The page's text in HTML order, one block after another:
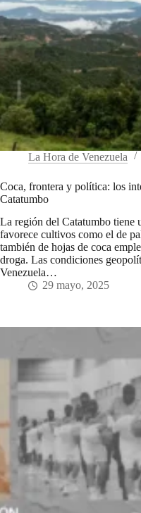
La Hora de Venezuela
Coca, frontera y política: los
Catatumbo
La región del Catatumbo tiene
favorece cultivos como el de
también de hojas de coca
droga. Las condiciones
Venezuela…
29 mayo, 2025